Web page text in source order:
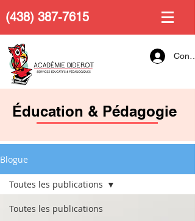
(438) 387-7615
Éducation & Pédagogie
Blogue
Toutes les publications
Toutes les publications